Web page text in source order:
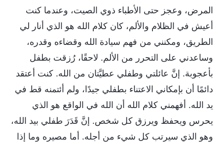
المرض، وعجز حتى الأطباء ذوي الصيت، وعندما كنت
أعيش في الظلام والألم، كان كلام الله هو الذي أنار لي
الطريق، ومكنني من فهم سيادة الله وقضاءه وقدره،
وساعدني على التحرر من الألم. لاحقًا، رُزقت بطفل
بأعجوبة. إنَّ عائلتي وطفلي عطيَّتان من الله. كنت أعتقد
دائمًا أن بإمكاني الاعتناء بطفلي جيدًا، ولم أئتمنه قط في
يد الله. أفهمني كلام الله أن الله في الواقع هو الذي
يحرس ويحفظ ويرزق كل شخص. إنَّ قَدَرَ طفلي بيد الله،
وهو الذي سيرتب كل شيء من أجله. أما مصيره وما إذا